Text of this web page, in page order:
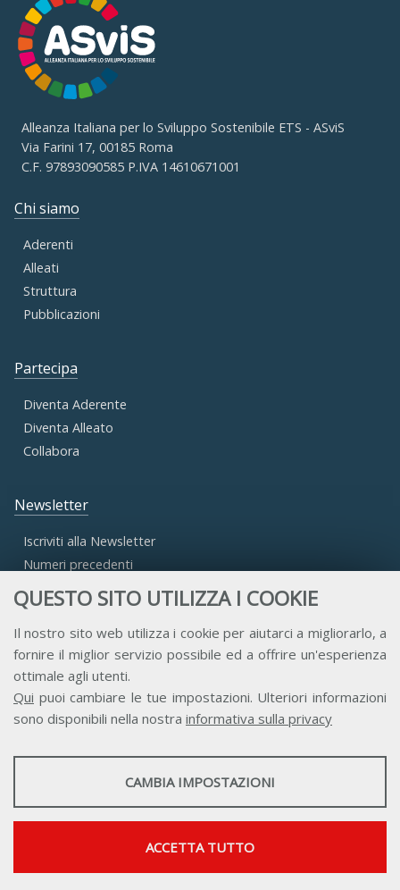
QUESTO SITO UTILIZZA I COOKIE
Il nostro sito web utilizza i cookie per aiutarci a migliorarlo, a
fornire il miglior servizio possibile ed a offrire un'esperienza
ottimale agli utenti.
Qui puoi cambiare le tue impostazioni. Ulteriori informazioni
sono disponibili nella nostra informativa sulla privacy
STATISTICHE
Mostra maggiori informazioni
Google Analytics
CAMBIA IMPOSTAZIONI
ACCETTA TUTTO
Alleanza Italiana per lo Sviluppo Sostenibile ETS - ASviS
Via Farini 17, 00185 Roma
C.F. 97893090585 P.IVA 14610671001
Chi siamo
Aderenti
Alleati
Struttura
Pubblicazioni
Partecipa
Diventa Aderente
Diventa Alleato
Collabora
Newsletter
Iscriviti alla Newsletter
Numeri precedenti
Accesso Aderenti
Accesso Consulta
Accesso Team
Contatti Privacy Trasparenza Credits